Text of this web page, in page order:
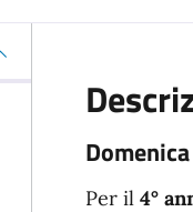
Per il 4°